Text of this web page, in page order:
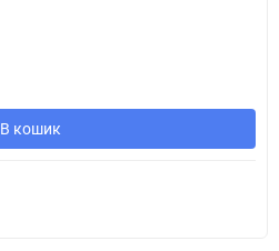
В кошик